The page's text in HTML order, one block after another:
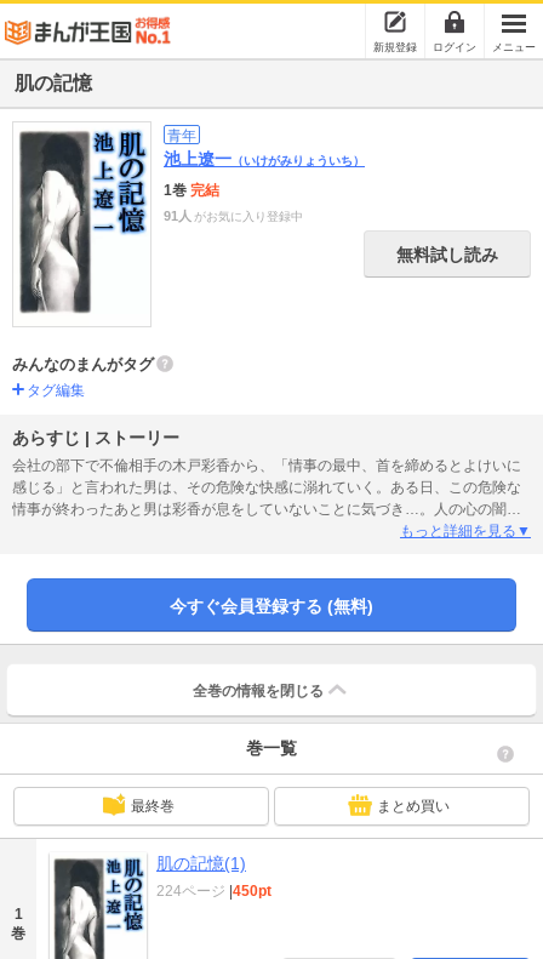
新規登録 ログイン メニュー
肌の記憶
青年
池上遼一 （いけがみりょういち）
1巻 完結
91人 がお気に入り登録中
無料試し読み
みんなのまんがタグ
タグ編集
あらすじ | ストーリー
会社の部下で不倫相手の木戸彩香から、「情事の最中、首を締めるとよけいに
感じる」と言われた男は、その危険な快感に溺れていく。ある日、この危険な
情事が終わったあと男は彩香が息をしていないことに気づき…。人の心の闇に
潜む“魔性”が香りたつ！！コミック界の鬼才が、満を持して描く、絢爛たるエロ
もっと詳細を見る▼
今すぐ会員登録する (無料)
全巻の情報を 閉じる
巻一覧
最終巻 まとめ買い
1
巻
肌の記憶(1)
224ページ 450pt